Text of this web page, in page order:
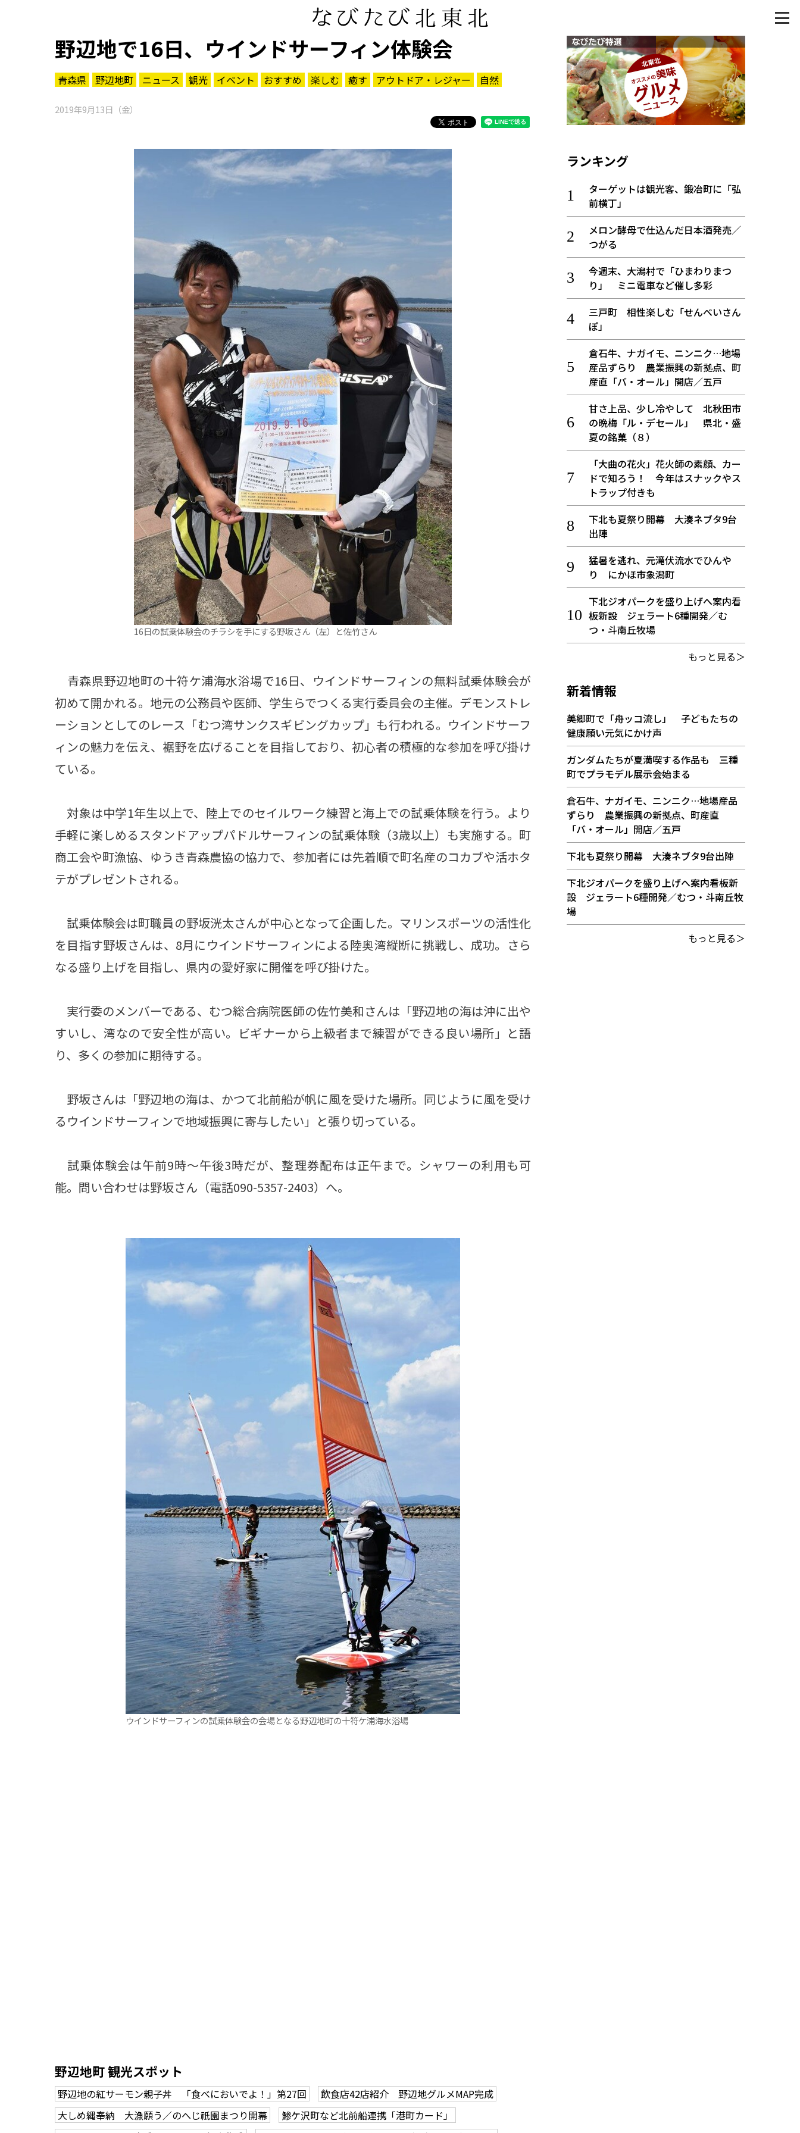
野辺地で16日、ウインドサーフィン体験会
青森県 野辺地町 ニュース 観光 イベント おすすめ 楽しむ 癒す アウトドア・レジャー 自然
2019年9月13日（金）
16日の試乗体験会のチラシを手にする野坂さん（左）と佐竹さん
青森県野辺地町の十符ケ浦海水浴場で16日、ウインドサーフィンの無料試乗体験会が
初めて開かれる。地元の公務員や医師、学生らでつくる実行委員会の主催。デモンストレ
ーションとしてのレース「むつ湾サンクスギビングカップ」も行われる。ウインドサーフ
ィンの魅力を伝え、裾野を広げることを目指しており、初心者の積極的な参加を呼び掛け
ている。
対象は中学1年生以上で、陸上でのセイルワーク練習と海上での試乗体験を行う。より
手軽に楽しめるスタンドアップパドルサーフィンの試乗体験（3歳以上）も実施する。町
商工会や町漁協、ゆうき青森農協の協力で、参加者には先着順で町名産のコカブや活ホタ
テがプレゼントされる。
試乗体験会は町職員の野坂洸太さんが中心となって企画した。マリンスポーツの活性化
を目指す野坂さんは、8月にウインドサーフィンによる陸奥湾縦断に挑戦し、成功。さら
なる盛り上げを目指し、県内の愛好家に開催を呼び掛けた。
実行委のメンバーである、むつ総合病院医師の佐竹美和さんは「野辺地の海は沖に出や
すいし、湾なので安全性が高い。ビギナーから上級者まで練習ができる良い場所」と語
り、多くの参加に期待する。
野坂さんは「野辺地の海は、かつて北前船が帆に風を受けた場所。同じように風を受け
るウインドサーフィンで地域振興に寄与したい」と張り切っている。
試乗体験会は午前9時～午後3時だが、整理券配布は正午まで。シャワーの利用も可
能。問い合わせは野坂さん（電話090-5357-2403）へ。
ウインドサーフィンの試乗体験会の会場となる野辺地町の十符ケ浦海水浴場
野辺地町 観光スポット
野辺地の紅サーモン親子丼 「食べにおいでよ！」第27回
飲食店42店紹介 野辺地グルメMAP完成
大しめ縄奉納 大漁願う／のへじ祇園まつり開幕
鯵ケ沢町など北前船連携「港町カード」
ランキング
ターゲットは観光客、鍛冶町に「弘
前横丁」
メロン酵母で仕込んだ日本酒発売／
つがる
今週末、大潟村で「ひまわりまつ
り」 ミニ電車など催し多彩
三戸町 相性楽しむ「せんべいさん
ぽ」
倉石牛、ナガイモ、ニンニク…地場
産品ずらり 農業振興の新拠点、町
産直「バ・オール」開店／五戸
甘さ上品、少し冷やして 北秋田市
の晩梅「ル・デセール」 県北・盛
夏の銘菓（８）
「大曲の花火」花火師の素顔、カー
ドで知ろう！ 今年はスナックやス
トラップ付きも
下北も夏祭り開幕 大湊ネブタ9台
出陣
猛暑を逃れ、元滝伏流水でひんや
り にかほ市象潟町
下北ジオパークを盛り上げへ案内看
板新設 ジェラート6種開発／む
つ・斗南丘牧場
もっと見る＞
新着情報
美郷町で「舟ッコ流し」 子どもたちの
健康願い元気にかけ声
ガンダムたちが夏満喫する作品も 三種
町でプラモデル展示会始まる
倉石牛、ナガイモ、ニンニク…地場産品
ずらり 農業振興の新拠点、町産直
「バ・オール」開店／五戸
下北も夏祭り開幕 大湊ネブタ9台出陣
下北ジオパークを盛り上げへ案内看板新
設 ジェラート6種開発／むつ・斗南丘牧
場
もっと見る＞